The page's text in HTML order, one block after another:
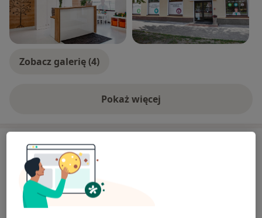
Zobacz galerię (4)
Pokaż więcejo doświadczeniu
Aktualności
dr n. med. Patryk Warsiński
Józefa Sułkowskiego 15, 85-634 Bydgoszcz
Konsultacje urologiczne w Centrum Medycznym
PESMED po wcześniejszej rejestracji